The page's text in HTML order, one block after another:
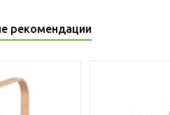
рекомендации